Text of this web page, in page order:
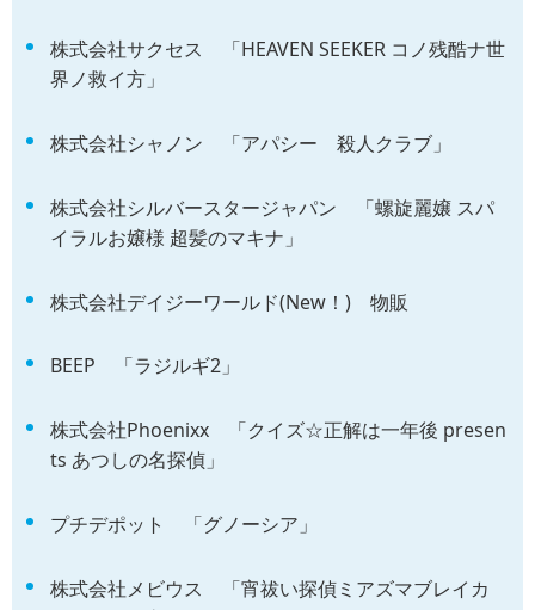
株式会社サクセス 「HEAVEN SEEKER コノ残酷ナ世
界ノ救イ方」
株式会社シャノン 「アパシー 殺人クラブ」
株式会社シルバースタージャパン 「螺旋麗嬢 スパ
イラルお嬢様 超髪のマキナ」
株式会社デイジーワールド(New！) 物販
BEEP 「ラジルギ2」
株式会社Phoenixx 「クイズ☆正解は一年後 presen
ts あつしの名探偵」
プチデポット 「グノーシア」
株式会社メビウス 「宵祓い探偵ミアズマブレイカ